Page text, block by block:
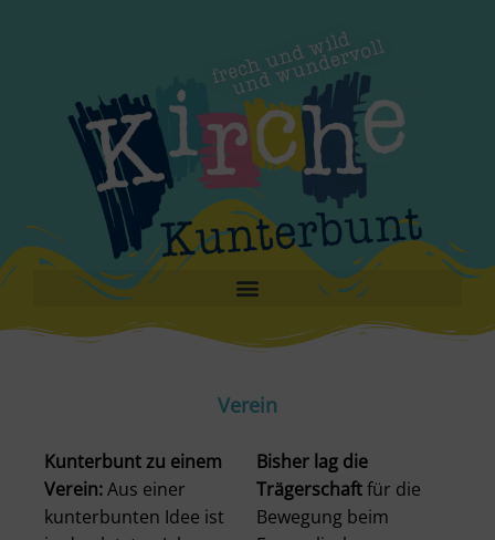
Verein
Kunterbunt zu einem
Verein:Aus einer
kunterbunten Idee ist
Bisher lag die
Trägerschaftfür die
Bewegung beim